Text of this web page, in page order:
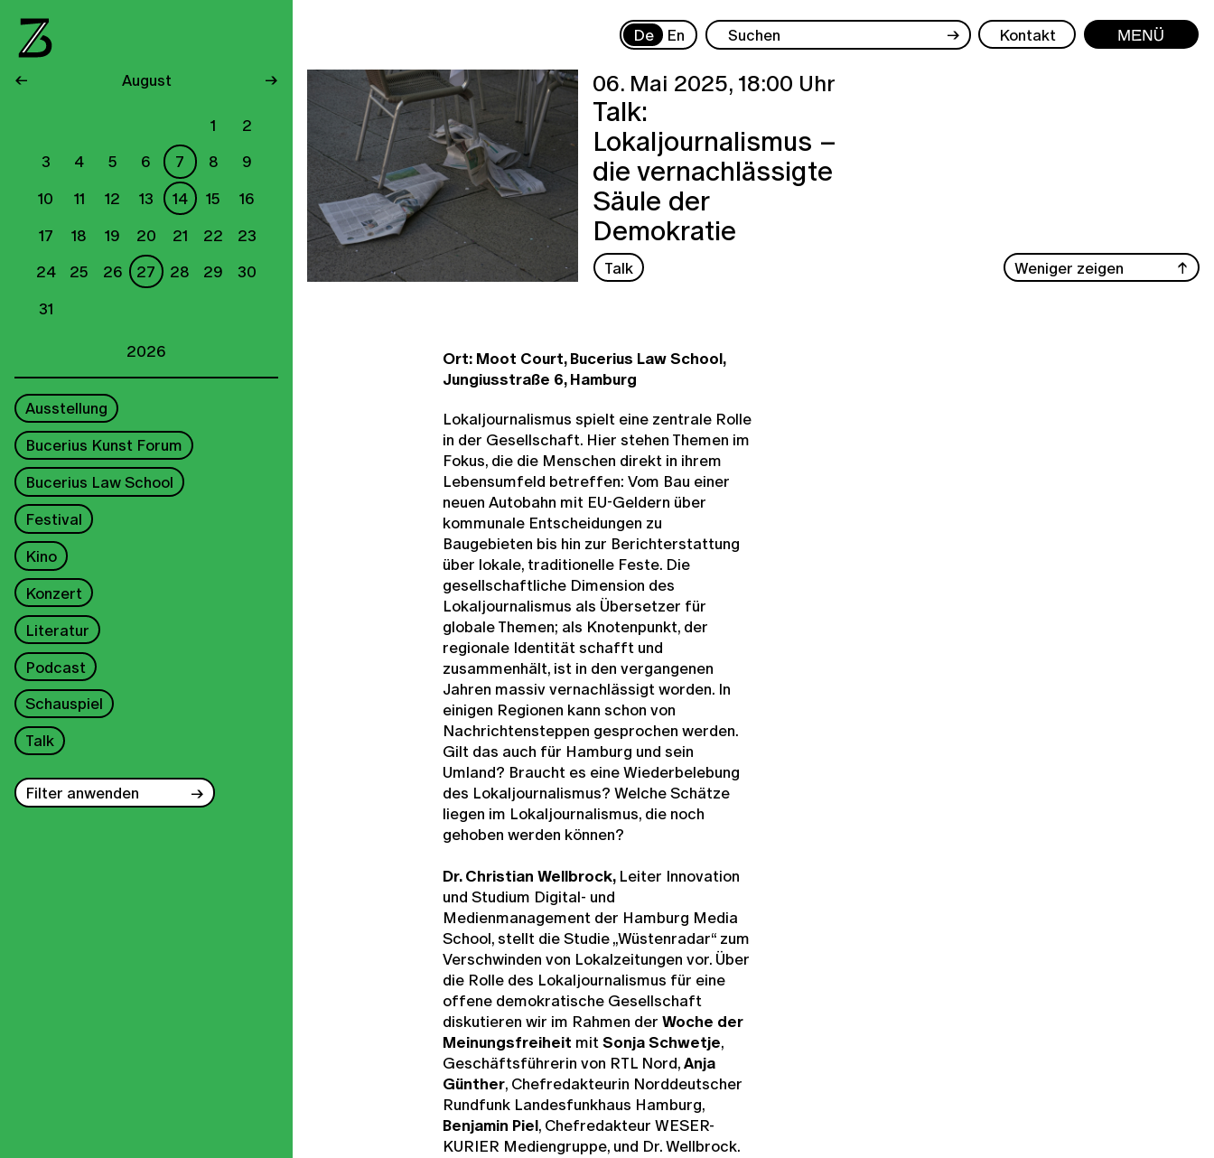
De En → Kontakt Menü
← August →
1
2
3
4 5 6 7 8
9
10
11 12 13 14 15
16
17
18 19 20 21 22
23
24
25 26 27 28 29
30
31
2026
Ausstellung
Bucerius Kunst Forum
Bucerius Law School
Festival
Kino
Konzert
Literatur
Podcast
Schauspiel
Talk
Filter anwenden
06. Mai 2025,18:00 Uhr
Talk:
Lokaljournalismus –
die vernachlässigte
Säule der
Demokratie
Talk Weniger zeigen
Ort: Moot Court, Bucerius Law School,
Jungiusstraße 6, Hamburg
Lokaljournalismus spielt eine zentrale Rolle
in der Gesellschaft. Hier stehen Themen im
Fokus, die die Menschen direkt in ihrem
Lebensumfeld betreffen: Vom Bau einer
neuen Autobahn mit EU-Geldern über
kommunale Entscheidungen zu
Baugebieten bis hin zur Berichterstattung
über lokale, traditionelle Feste. Die
gesellschaftliche Dimension des
Lokaljournalismus als Übersetzer für
globale Themen; als Knotenpunkt, der
regionale Identität schafft und
zusammenhält, ist in den vergangenen
Jahren massiv vernachlässigt worden. In
einigen Regionen kann schon von
Nachrichtensteppen gesprochen werden.
Gilt das auch für Hamburg und sein
Umland? Braucht es eine Wiederbelebung
des Lokaljournalismus? Welche Schätze
liegen im Lokaljournalismus, die noch
gehoben werden können?
Dr. Christian Wellbrock, Leiter Innovation
und Studium Digital- und
Medienmanagement der Hamburg Media
School, stellt die Studie „Wüstenradar“ zum
Verschwinden von Lokalzeitungen vor. Über
die Rolle des Lokaljournalismus für eine
offene demokratische Gesellschaft
diskutieren wir im Rahmen der Woche der
Meinungsfreiheit mitSonja Schwetje,
Geschäftsführerin von RTL Nord,Anja
Günther, Chefredakteurin Norddeutscher
Rundfunk Landesfunkhaus Hamburg,
Benjamin Piel, Chefredakteur WESER-
KURIER Mediengruppe, und Dr. Wellbrock.